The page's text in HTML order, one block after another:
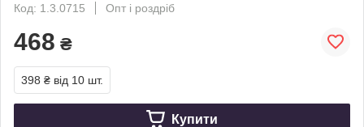
Код: 1.3.0715
Опт і роздріб
468 ₴
398 ₴ від 10 шт.
Купити